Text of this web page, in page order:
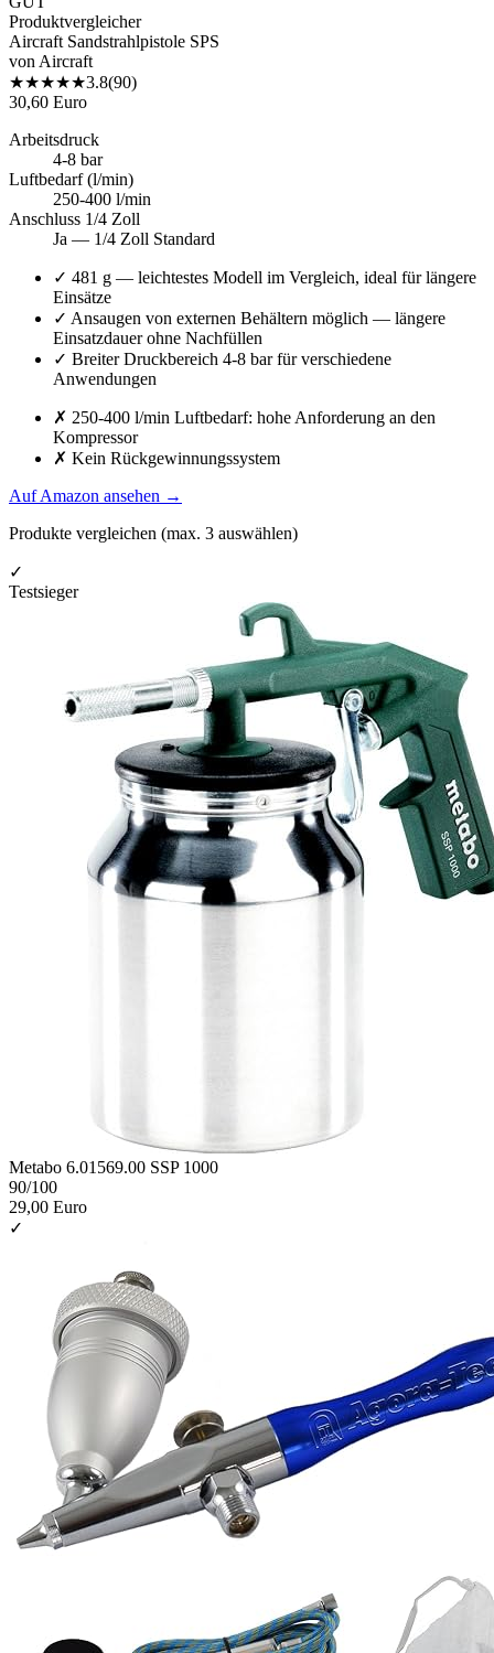
Produktvergleicher
Aircraft Sandstrahlpistole SPS
von Aircraft
★★★★★3.8(90)
30,60 Euro
Arbeitsdruck
4-8 bar
Luftbedarf (l/min)
250-400 l/min
Anschluss 1/4 Zoll
Ja — 1/4 Zoll Standard
✓ 481 g — leichtestes Modell im Vergleich, ideal für längere
Einsätze
✓ Ansaugen von externen Behältern möglich — längere
Einsatzdauer ohne Nachfüllen
✓ Breiter Druckbereich 4-8 bar für verschiedene
Anwendungen
✗ 250-400 l/min Luftbedarf: hohe Anforderung an den
Kompressor
✗ Kein Rückgewinnungssystem
Auf Amazon ansehen →
Produkte vergleichen (max. 3 auswählen)
✓
Testsieger
Metabo 6.01569.00 SSP 1000
90/100
29,00 Euro
✓